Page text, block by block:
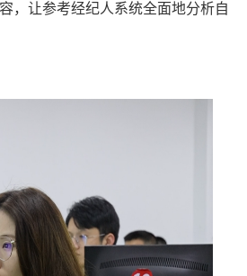
，让参考经纪人系统全面地分析自